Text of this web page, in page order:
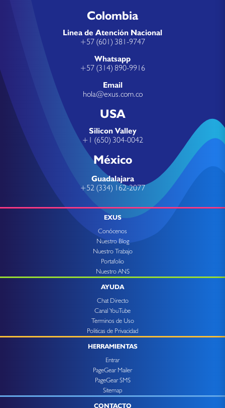
Colombia
Linea de Atención Nacional
+57 (601) 381-9747
Whatsapp
+57 (314) 890-9916
Email
hola@exus.com.co
USA
Silicon Valley
+1 (650) 304-0042
México
Guadalajara
+52 (334) 162-2077
EXUS
Conócenos
Nuestro Blog
Nuestro Trabajo
Portafolio
Nuestro ANS
AYUDA
Chat Directo
Canal YouTube
Terminos de Uso
Politicas de Privacidad
HERRAMIENTAS
Entrar
PageGear Mailer
PageGear SMS
Sitemap
CONTACTO